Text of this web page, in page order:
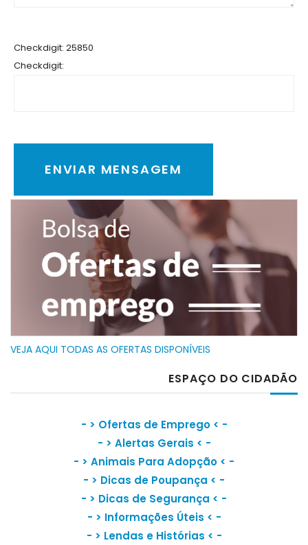
Checkdigit: 25850
Checkdigit:
VEJA AQUI TODAS AS OFERTAS DISPONÍVEIS
ESPAÇO DO CIDADÃO
- > Ofertas de Emprego< -
- > Alertas Gerais < -
- > Animais Para Adopção < -
- > Dicas de Poupança < -
- > Dicas de Segurança < -
- > Informações Úteis < -
- > Lendas e Histórias < -